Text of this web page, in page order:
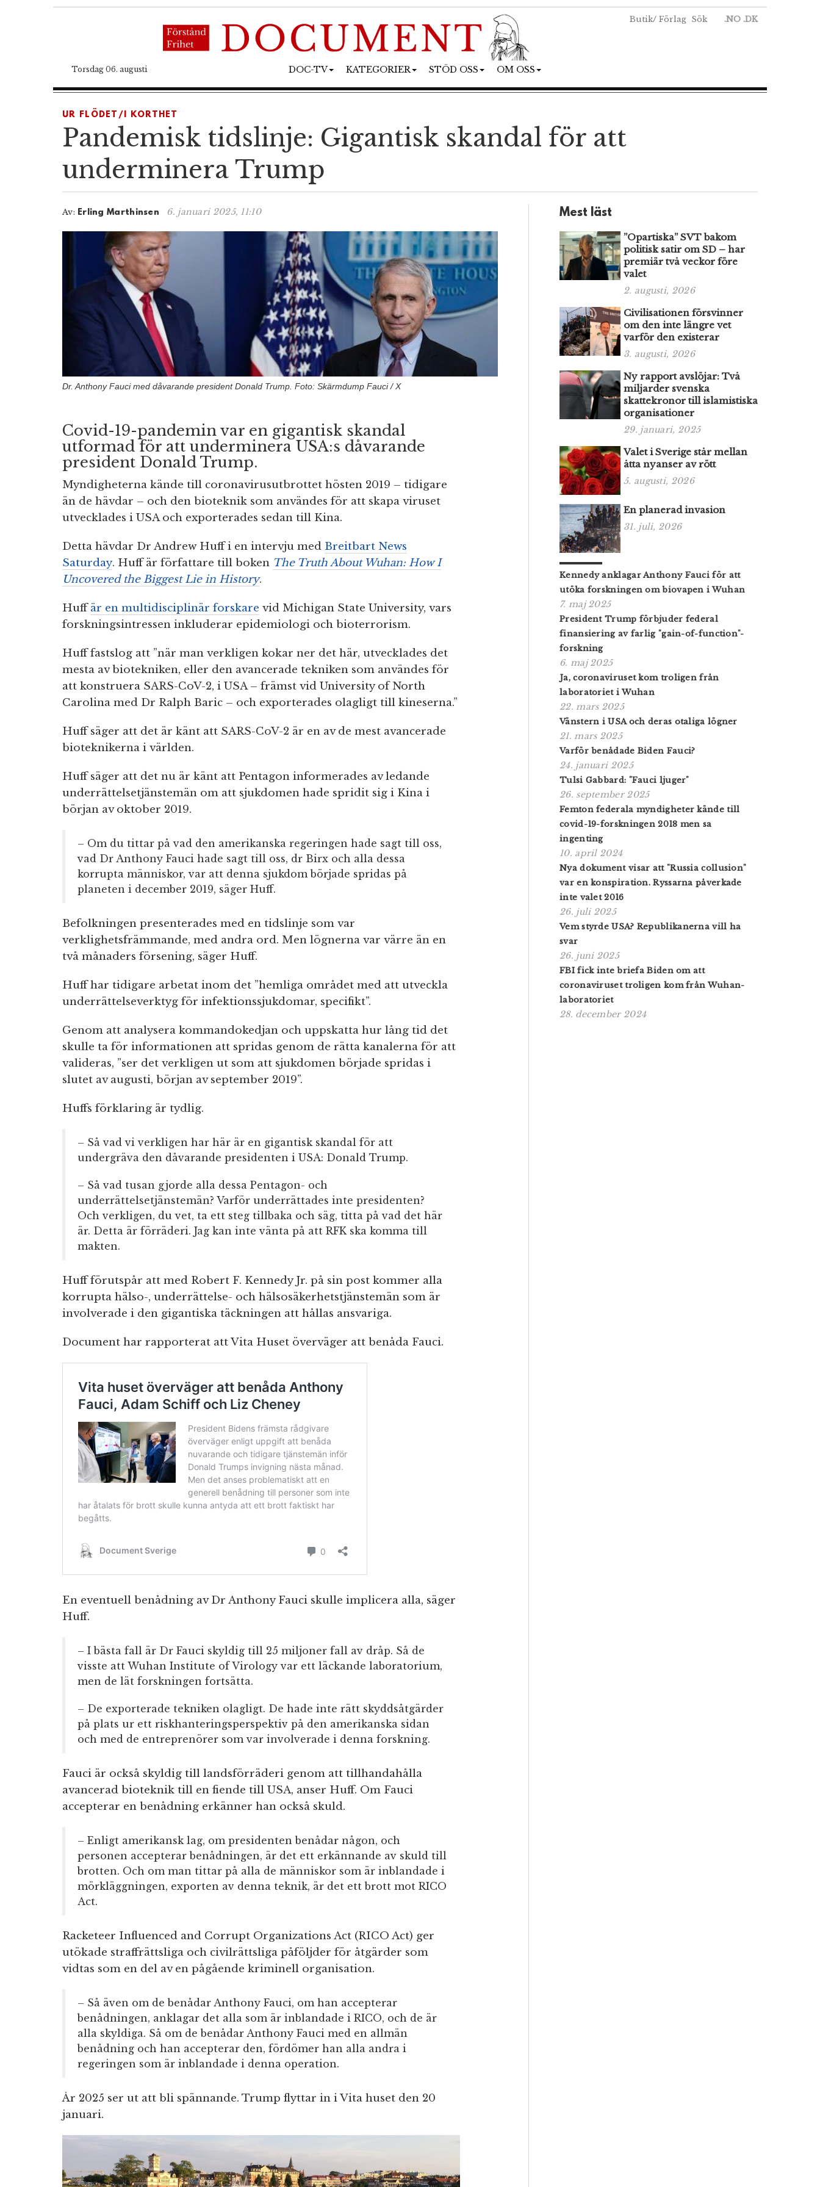
Butik/ Förlag Sök .NO .DK
Torsdag 06. augusti DOC-TV KATEGORIER STÖD OSS OM OSS
UR FLÖDET/I KORTHET
Pandemisk tidslinje: Gigantisk skandal för att
underminera Trump
Av: Erling Marthinsen 6. januari 2025, 11:10
Dr. Anthony Fauci med dåvarande president Donald Trump. Foto: Skärmdump Fauci / X
Covid-19-pandemin var en gigantisk skandal
utformad för att underminera USA:s dåvarande
president Donald Trump.
Myndigheterna kände till coronavirusutbrottet hösten 2019 – tidigare
än de hävdar – och den bioteknik som användes för att skapa viruset
utvecklades i USA och exporterades sedan till Kina.
Detta hävdar Dr Andrew Huff i en intervju med Breitbart News
Saturday. Huff är författare till boken The Truth About Wuhan: How I
Uncovered the Biggest Lie in History.
Huffär en multidisciplinär forskare vid Michigan State University, vars
forskningsintressen inkluderar epidemiologi och bioterrorism.
Huff fastslog att ”när man verkligen kokar ner det här, utvecklades det
mesta av biotekniken, eller den avancerade tekniken som användes för
att konstruera SARS-CoV-2, i USA – främst vid University of North
Carolina med Dr Ralph Baric – och exporterades olagligt till kineserna.”
Huff säger att det är känt att SARS-CoV-2 är en av de mest avancerade
bioteknikerna i världen.
Huff säger att det nu är känt att Pentagon informerades av ledande
underrättelsetjänstemän om att sjukdomen hade spridit sig i Kina i
början av oktober 2019.
– Om du tittar på vad den amerikanska regeringen hade sagt till oss,
vad Dr Anthony Fauci hade sagt till oss, dr Birx och alla dessa
korrupta människor, var att denna sjukdom började spridas på
planeten i december 2019, säger Huff.
Befolkningen presenterades med en tidslinje som var
verklighetsfrämmande, med andra ord. Men lögnerna var värre än en
två månaders försening, säger Huff.
Huff har tidigare arbetat inom det ”hemliga området med att utveckla
underrättelseverktyg för infektionssjukdomar, specifikt”.
Genom att analysera kommandokedjan och uppskatta hur lång tid det
skulle ta för informationen att spridas genom de rätta kanalerna för att
valideras, ”ser det verkligen ut som att sjukdomen började spridas i
slutet av augusti, början av september 2019”.
Huffs förklaring är tydlig.
– Så vad vi verkligen har här är en gigantisk skandal för att
undergräva den dåvarande presidenten i USA: Donald Trump.
– Så vad tusan gjorde alla dessa Pentagon- och
underrättelsetjänstemän? Varför underrättades inte presidenten?
Och verkligen, du vet, ta ett steg tillbaka och säg, titta på vad det här
är. Detta är förräderi. Jag kan inte vänta på att RFK ska komma till
makten.
Huff förutspår att med Robert F. Kennedy Jr. på sin post kommer alla
korrupta hälso-, underrättelse- och hälsosäkerhetstjänstemän som är
involverade i den gigantiska täckningen att hållas ansvariga.
Document har rapporterat att Vita Huset överväger att benåda Fauci.
En eventuell benådning av Dr Anthony Fauci skulle implicera alla, säger
Huff.
– I bästa fall är Dr Fauci skyldig till 25 miljoner fall av dråp. Så de
visste att Wuhan Institute of Virology var ett läckande laboratorium,
men de lät forskningen fortsätta.
– De exporterade tekniken olagligt. De hade inte rätt skyddsåtgärder
på plats ur ett riskhanteringsperspektiv på den amerikanska sidan
och med de entreprenörer som var involverade i denna forskning.
Fauci är också skyldig till landsförräderi genom att tillhandahålla
avancerad bioteknik till en fiende till USA, anser Huff. Om Fauci
accepterar en benådning erkänner han också skuld.
– Enligt amerikansk lag, om presidenten benådar någon, och
personen accepterar benådningen, är det ett erkännande av skuld till
brotten. Och om man tittar på alla de människor som är inblandade i
mörkläggningen, exporten av denna teknik, är det ett brott mot RICO
Act.
Racketeer Influenced and Corrupt Organizations Act (RICO Act) ger
utökade straffrättsliga och civilrättsliga påföljder för åtgärder som
vidtas som en del av en pågående kriminell organisation.
– Så även om de benådar Anthony Fauci, om han accepterar
benådningen, anklagar det alla som är inblandade i RICO, och de är
alla skyldiga. Så om de benådar Anthony Fauci med en allmän
benådning och han accepterar den, fördömer han alla andra i
regeringen som är inblandade i denna operation.
År 2025 ser ut att bli spännande. Trump flyttar in i Vita huset den 20
januari.
Mest läst
”Opartiska” SVT bakom
politisk satir om SD – har
premiär två veckor före
valet
2. augusti, 2026
Civilisationen försvinner
om den inte längre vet
varför den existerar
3. augusti, 2026
Ny rapport avslöjar: Två
miljarder svenska
skattekronor till islamistiska
organisationer
29. januari, 2025
Valet i Sverige står mellan
åtta nyanser av rött
5. augusti, 2026
En planerad invasion
31. juli, 2026
Kennedy anklagar Anthony Fauci för att
utöka forskningen om biovapen i Wuhan
7. maj 2025
President Trump förbjuder federal
finansiering av farlig "gain-of-function"-
forskning
6. maj 2025
Ja, coronaviruset kom troligen från
laboratoriet i Wuhan
22. mars 2025
Vänstern i USA och deras otaliga lögner
21. mars 2025
Varför benådade Biden Fauci?
24. januari 2025
Tulsi Gabbard: "Fauci ljuger"
26. september 2025
Femton federala myndigheter kände till
covid-19-forskningen 2018 men sa
ingenting
10. april 2024
Nya dokument visar att "Russia collusion"
var en konspiration. Ryssarna påverkade
inte valet 2016
26. juli 2025
Vem styrde USA? Republikanerna vill ha
svar
26. juni 2025
FBI fick inte briefa Biden om att
coronaviruset troligen kom från Wuhan-
laboratoriet
28. december 2024